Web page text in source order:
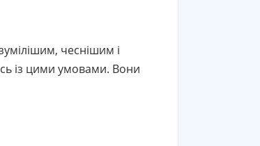
чеснішим і
із цими умовами. Вони